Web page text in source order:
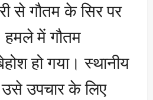
से गौतम के सिर पर
हमले में गौतम
हो गया। स्थानीय
उपचार के लिए